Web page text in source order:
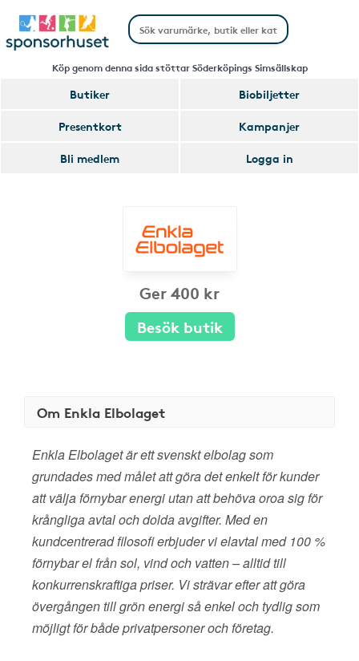
Köp genom denna sida stöttar Söderköpings Simsällskap
Butiker
Biobiljetter
Presentkort
Kampanjer
Bli medlem
Logga in
Ger 400 kr
Besök butik
Om Enkla Elbolaget
Enkla Elbolaget är ett svenskt elbolag som
grundades med målet att göra det enkelt för kunder
att välja förnybar energi utan att behöva oroa sig för
krångliga avtal och dolda avgifter. Med en
kundcentrerad filosofi erbjuder vi elavtal med 100 %
förnybar el från sol, vind och vatten – alltid till
konkurrenskraftiga priser. Vi strävar efter att göra
övergången till grön energi så enkel och tydlig som
möjligt för både privatpersoner och företag.